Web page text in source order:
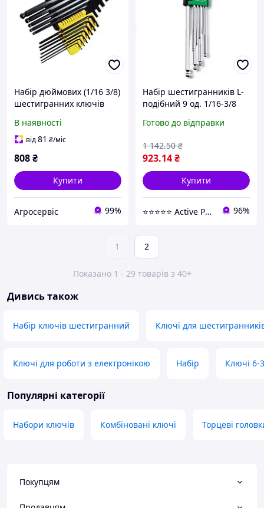
Набір дюймових (1/16 3/8)
шестигранних ключів
В наявності
від81 ₴/міс
808₴
Купити
Агросервіс 99%
Набір шестигранників L-
подібний 9 од. 1/16-3/8
(619163)
Готово до відправки
923.14₴
1 142.50 ₴
Купити
⭐️⭐️⭐️⭐️⭐️ Active Point 96%
1 2
Показано 1 - 29 товарів з 40+
Дивись також
Набір ключів шестигранний Ключі для
Ключі для роботи з електронікою Набір Ключі 6-
Популярні категорії
Набори ключів Комбіновані ключі Торцеві
Покупцям